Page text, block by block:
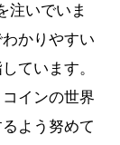
注いでいま
かりやすい
ています。
インの世界
よう努めて